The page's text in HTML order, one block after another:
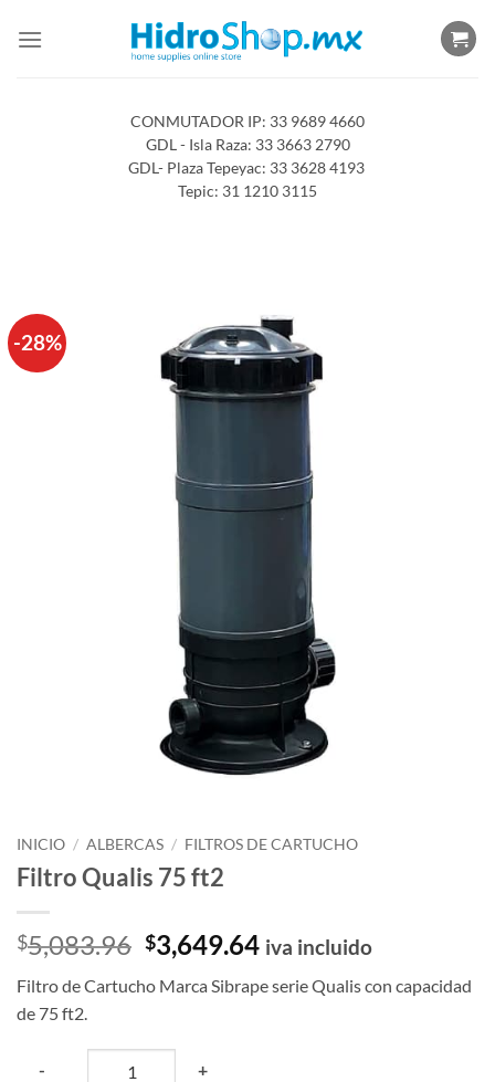
CONMUTADOR IP: 33 9689 4660
GDL - Isla Raza: 33 3663 2790
GDL- Plaza Tepeyac: 33 3628 4193
Tepic: 31 1210 3115
-28%
INICIO / ALBERCAS / FILTROS DE CARTUCHO
Filtro Qualis 75 ft2
$5,083.96 El
precio
original
$5,083.96.
$3,649.64El
actual
iva incluido
Filtro de Cartucho Marca Sibrape serie Qualis con capacidad
de 75 ft2.
- +